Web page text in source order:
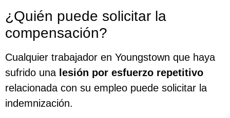
¿Quién puede solicitar la
compensación?
Cualquier trabajador en Youngstown que haya
sufrido una lesión por esfuerzo repetitivo
relacionada con su empleo puede solicitar la
indemnización.